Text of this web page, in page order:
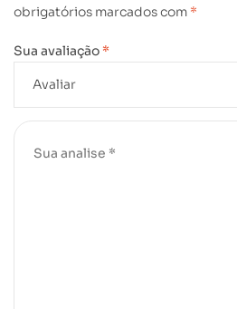
obrigatórios marcados com *
Sua avaliação *